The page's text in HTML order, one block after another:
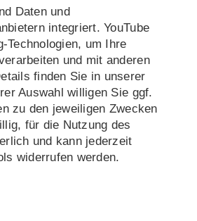
in Ulm mit einer
desUlmer Oberon-
habe ich mich
Daten und
integriert. YouTube
Technologien, um Ihre
und mit anderen
finden Sie in unserer
Auswahl willigen Sie ggf.
zu den jeweiligen Zwecken
für die Nutzung des
und kann jederzeit
widerrufen werden.